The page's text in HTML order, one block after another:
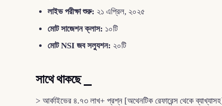
লাইভ পরীক্ষা শুরু: ২১ এপ্রিল, ২০২৫
মোট সাজেশন ক্লাস: ১০টি
মোট NSI জব সল্যুশন: ২০টি
সাথে থাকছে ⎯
> আর্কাইভের ৪.৭৩ লাখ+ প্রশ্ন [অথেনটিক রেফারেন্স থেকে